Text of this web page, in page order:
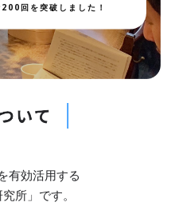
回を突破しました！
有効活用する
所」です。